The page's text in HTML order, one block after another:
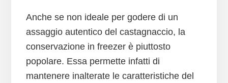
Anche se non ideale per godere di un
assaggio autentico del castagnaccio, la
conservazione in freezer è piuttosto
popolare. Essa permette infatti di
mantenere inalterate le caratteristiche del